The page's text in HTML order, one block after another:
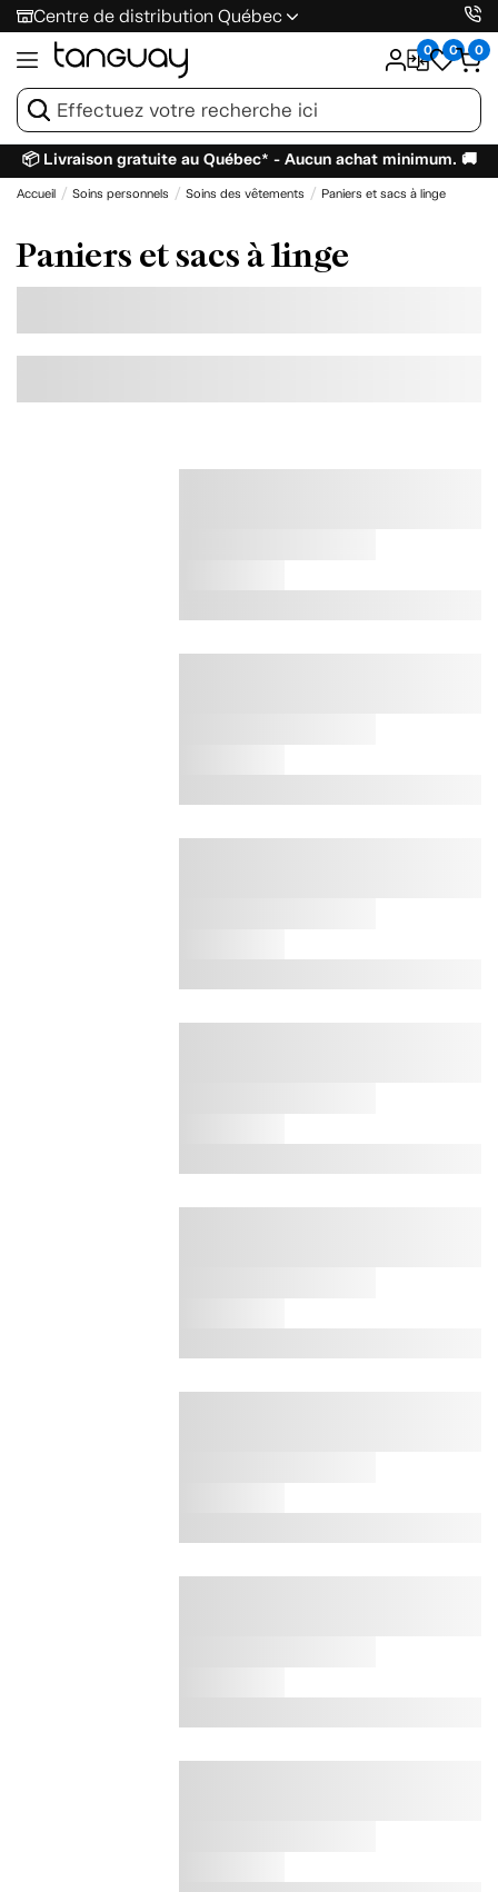
Centre de distribution Québec
0 0 0
📦 Livraison gratuite au Québec* - Aucun achat minimum. 🚚
Accueil Soins personnels Soins des vêtements Paniers et sacs à linge
Paniers et sacs à linge